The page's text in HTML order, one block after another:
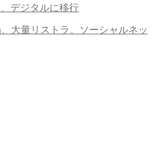
デジタルに移行
大量リストラ。ソーシャルネッ